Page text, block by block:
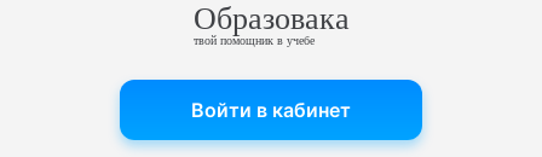
Образовака
твой помощник в учебе
Войти в кабинет